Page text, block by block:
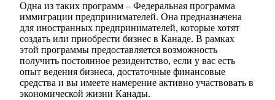
Одна из таких программ – Федеральная программа
иммиграции предпринимателей. Она предназначена
для иностранных предпринимателей, которые хотят
создать или приобрести бизнес в Канаде. В рамках
этой программы предоставляется возможность
получить постоянное резидентство, если у вас есть
опыт ведения бизнеса, достаточные финансовые
средства и вы имеете намерение активно участвовать в
экономической жизни Канады.